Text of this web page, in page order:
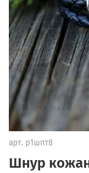
арт. р1шпт8
Шнур